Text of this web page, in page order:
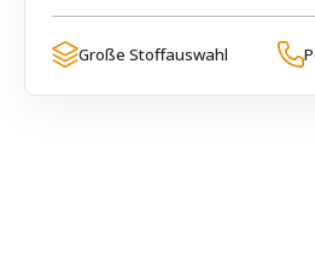
Große Stoffauswahl